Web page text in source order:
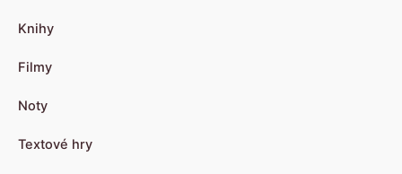
Knihy
Filmy
Noty
Textové hry